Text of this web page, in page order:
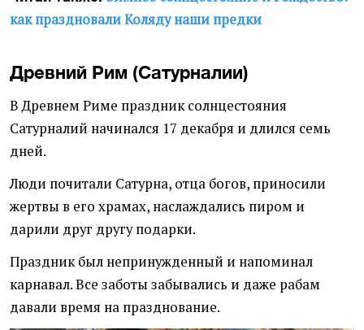
как праздновали Коляду наши предки
Древний Рим (Сатурналии)
В Древнем Риме праздник солнцестояния
Сатурналий начинался 17 декабря и длился семь
дней.
Люди почитали Сатурна, отца богов, приносили
жертвы в его храмах, наслаждались пиром и
дарили друг другу подарки.
Праздник был непринужденный и напоминал
карнавал. Все заботы забывались и даже рабам
давали время на празднование.